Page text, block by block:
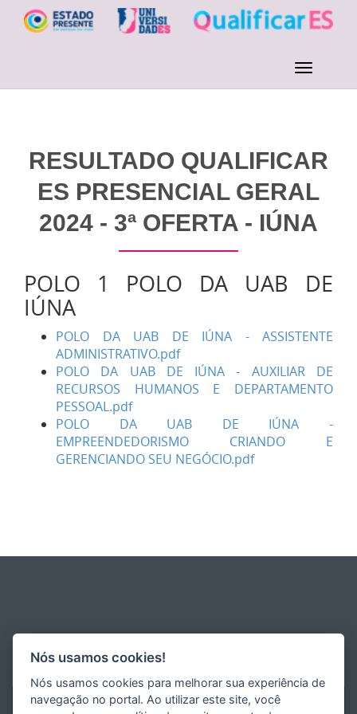
RESULTADO QUALIFICAR
ES PRESENCIAL GERAL
2024 - 3ª OFERTA - IÚNA
POLO 1 POLO DA UAB DE
IÚNA
POLO DA UAB DE IÚNA - ASSISTENTE
ADMINISTRATIVO.pdf
POLO DA UAB DE IÚNA - AUXILIAR DE
RECURSOS HUMANOS E DEPARTAMENTO
PESSOAL.pdf
POLO DA UAB DE IÚNA -
EMPREENDEDORISMO CRIANDO E
GERENCIANDO SEU NEGÓCIO.pdf
Nós usamos cookies!
Nós usamos cookies para melhorar sua experiência de
navegação no portal. Ao utilizar este site, você